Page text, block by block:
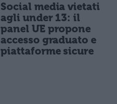
Social media vietati
agli under 13: il
panel UE propone
accesso graduato e
piattaforme sicure